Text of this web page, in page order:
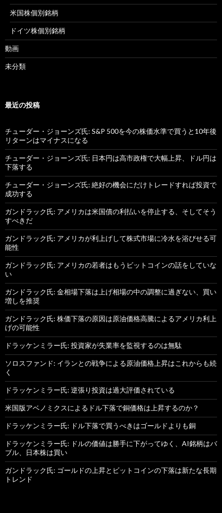
米国株個別銘柄
ドイツ株個別銘柄
動画
未分類
最近の投稿
チューダー・ジョーンズ氏: S&P 500を今の株価水準で買うと10年後
リターンはマイナスになる
チューダー・ジョーンズ氏: 日本円は高市政権で大幅上昇、ドル円は
下落する
チューダー・ジョーンズ氏: 絶好の機会にだけトレードすれば投資で
成功する
ガンドラック氏: アメリカは米国債の利払いを停止する、そしてそう
すべきだ
ガンドラック氏: アメリカが利上げして株式市場に冷水を浴びせる可
能性
ガンドラック氏: アメリカの若者はもうビットコインの話をしていな
い
ガンドラック氏: 金相場下落は上げ相場の中の調整に過ぎない、買い
増しを推奨
ガンドラック氏: 株価下落の原因は原油価格高騰によるアメリカ利上
げの可能性
ドラッケンミラー氏: 投資家が失業率を監視するのは無駄
ソロスファンド: イランとの戦争による原油価格上昇はこれからも続
く
ドラッケンミラー氏: 逆張り投資は過大評価されている
米国版アベノミクスによるドル下落で銅価格は上昇するのか？
ドラッケンミラー氏: ドル下落で買うべきはゴールドよりも銅
ドラッケンミラー氏: ドルの価値は勝手に下がってゆく、AI銘柄はバ
ブル、日本株は買い
ガンドラック氏: ゴールドの上昇とビットコインの下落は新たな長期
トレンド